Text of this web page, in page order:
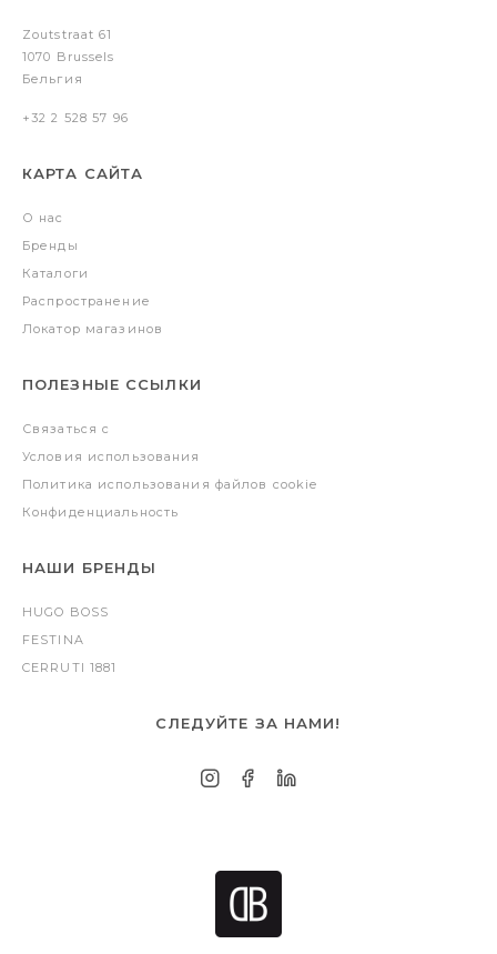
Zoutstraat 61
1070 Brussels
Бельгия
+32 2 528 57 96
КАРТА САЙТА
О нас
Бренды
Каталоги
Распространение
Локатор магазинов
ПОЛЕЗНЫЕ ССЫЛКИ
Связаться с
Условия использования
Политика использования файлов cookie
Конфиденциальность
НАШИ БРЕНДЫ
HUGO BOSS
FESTINA
CERRUTI 1881
СЛЕДУЙТЕ ЗА НАМИ!